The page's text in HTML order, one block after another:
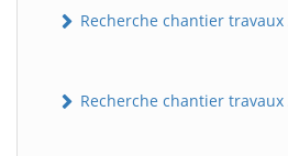
Recherche chantier
Recherche chantier travaux